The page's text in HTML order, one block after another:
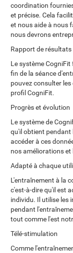
coordination
et précise. Cela
et nous aide à nous
nous devrons
Rapport de résultats
Le système
fin de la séance
pouvez consulter
profil CogniFit.
Progrès et évolution
Le système de
qu'il obtient pendant
accéder à ces
nos améliorations
Adapté à chaque
L'entraînement à la
c'est-à-dire qu'il est
individu. Il utilise les
pendant
tout comme l'est
Télé-stimulation
Comme